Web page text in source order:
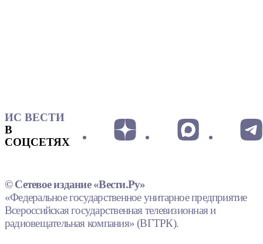
ИС ВЕСТИ
В
СОЦСЕТЯХ
© Сетевое издание «Вести.Ру»
«Федеральное государственное унитарное предприятие
Всероссийская государственная телевизионная и
радиовещательная компания» (ВГТРК).